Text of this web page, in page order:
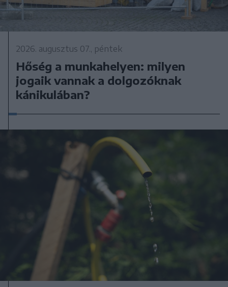
2026. augusztus 07., péntek
Hőség a munkahelyen: milyen
jogaik vannak a dolgozóknak
kánikulában?